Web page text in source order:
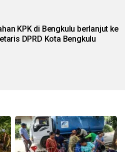
KPK di Bengkulu berlanjut ke
DPRD Kota Bengkulu